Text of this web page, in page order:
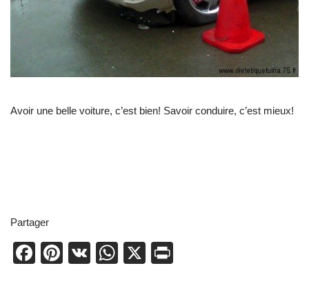
Avoir une belle voiture, c’est bien! Savoir conduire, c’est mieux!
Partager
F
Pi
V
W
X